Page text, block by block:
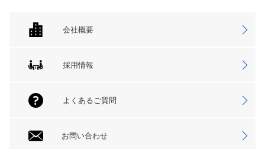
会社概要
採用情報
よくあるご質問
お問い合わせ